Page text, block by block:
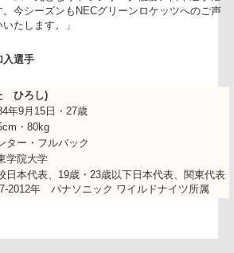
コメント
る環境や応援していただいている方々への
す。今シーズンもNECグリーンロケッツへ
入選手
た ひろし)
年9月15日・27歳
・80kg